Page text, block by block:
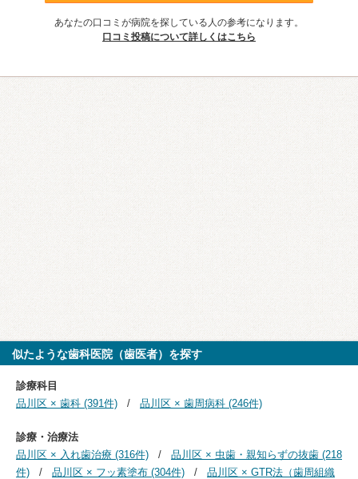
あなたの口コミが病院を探している人の参考になります。
口コミ投稿について詳しくはこちら
似たような歯科医院（歯医者）を探す
診療科目
品川区 × 歯科 (391件)
品川区 × 歯周病科 (246件)
診療・治療法
品川区 × 入れ歯治療 (316件)
品川区 × 虫歯・親知らずの抜歯 (218
件)
品川区 × フッ素塗布 (304件)
品川区 × GTR法（歯周組織